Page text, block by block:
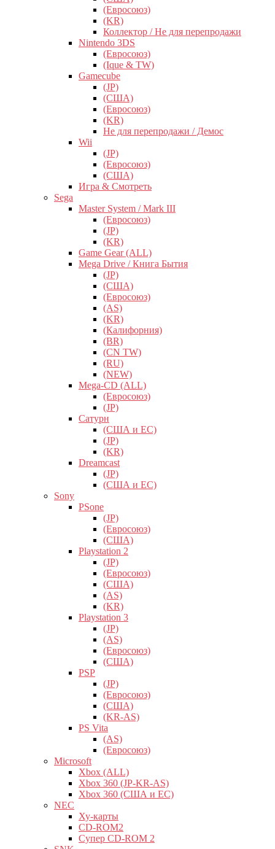
(Евросоюз)
(KR)
Коллектор / Не для перепродажи
Nintendo 3DS
(Евросоюз)
(Ique & TW)
Gamecube
(JP)
(США)
(Евросоюз)
(KR)
Не для перепродажи / Демос
Wii
(JP)
(Евросоюз)
(США)
Игра & Смотреть
Sega
Master System / Mark III
(Евросоюз)
(JP)
(KR)
Game Gear (ALL)
Mega Drive / Книга Бытия
(JP)
(США)
(Евросоюз)
(AS)
(KR)
(Калифорния)
(BR)
(CN TW)
(RU)
(NEW)
Mega-CD (ALL)
(Евросоюз)
(JP)
Сатурн
(США и ЕС)
(JP)
(KR)
Dreamcast
(JP)
(США и ЕС)
Sony
PSone
(JP)
(Евросоюз)
(США)
Playstation 2
(JP)
(Евросоюз)
(США)
(AS)
(KR)
Playstation 3
(JP)
(AS)
(Евросоюз)
(США)
PSP
(JP)
(Евросоюз)
(США)
(KR-AS)
PS Vita
(AS)
(Евросоюз)
Microsoft
Xbox (ALL)
Xbox 360 (JP-KR-AS)
Xbox 360 (США и ЕС)
NEC
Ху-карты
CD-ROM2
Супер CD-ROM 2